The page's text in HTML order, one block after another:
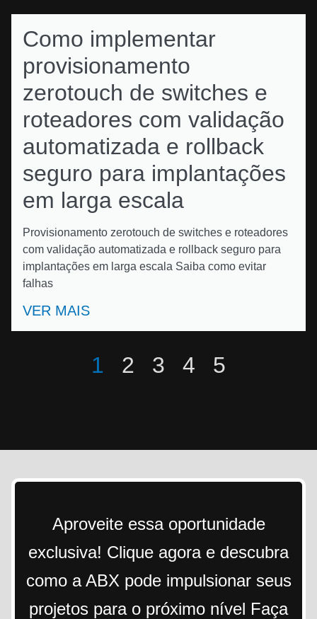
Como implementar
provisionamento
zerotouch de switches e
roteadores com validação
automatizada e rollback
seguro para implantações
em larga escala
Provisionamento zerotouch de switches e roteadores
com validação automatizada e rollback seguro para
implantações em larga escala Saiba como evitar
falhas
VER MAIS
1 2 3 4 5
Aproveite essa oportunidade
exclusiva! Clique agora e descubra
como a ABX pode impulsionar seus
projetos para o próximo nível Faça